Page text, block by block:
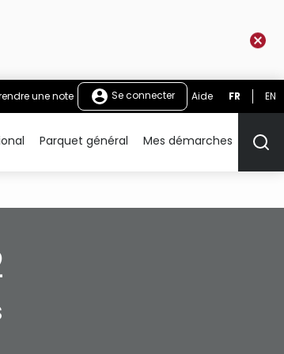
une note Se connecter Aide FR EN
Parquet général Mes démarches